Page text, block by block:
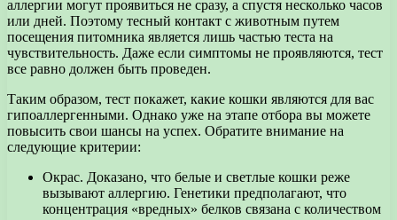
аллергии могут проявиться не сразу, а спустя несколько часов
или дней. Поэтому тесный контакт с животным путем
посещения питомника является лишь частью теста на
чувствительность. Даже если симптомы не проявляются, тест
все равно должен быть проведен.
Таким образом, тест покажет, какие кошки являются для вас
гипоаллергенными. Однако уже на этапе отбора вы можете
повысить свои шансы на успех. Обратите внимание на
следующие критерии:
Окрас. Доказано, что белые и светлые кошки реже
вызывают аллергию. Генетики предполагают, что
концентрация «вредных» белков связана с количеством